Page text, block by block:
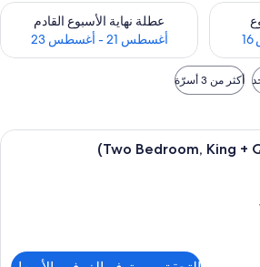
هذا الأسبوع للفترة أغسطس 14 - أغسطس 16
عطلة نهاية الأسبوع القادم
أغسطس 21 - أغسطس 23
تحقق من مدى التوفر لعطلة نهاية
أكثر من 3 أسرّة